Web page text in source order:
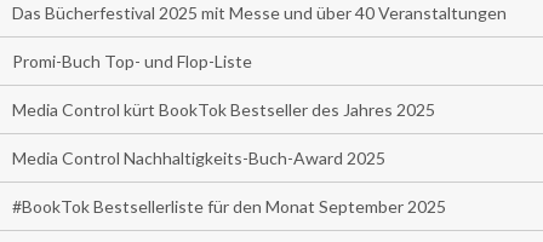
Das Bücherfestival 2025 mit Messe und über 40 Veranstaltungen
Promi-Buch Top- und Flop-Liste
Media Control kürt BookTok Bestseller des Jahres 2025
Media Control Nachhaltigkeits-Buch-Award 2025
#BookTok Bestsellerliste für den Monat September 2025